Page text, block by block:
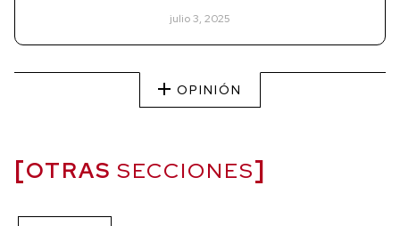
julio 3, 2025
OPINIÓN
OTRAS SECCIONES